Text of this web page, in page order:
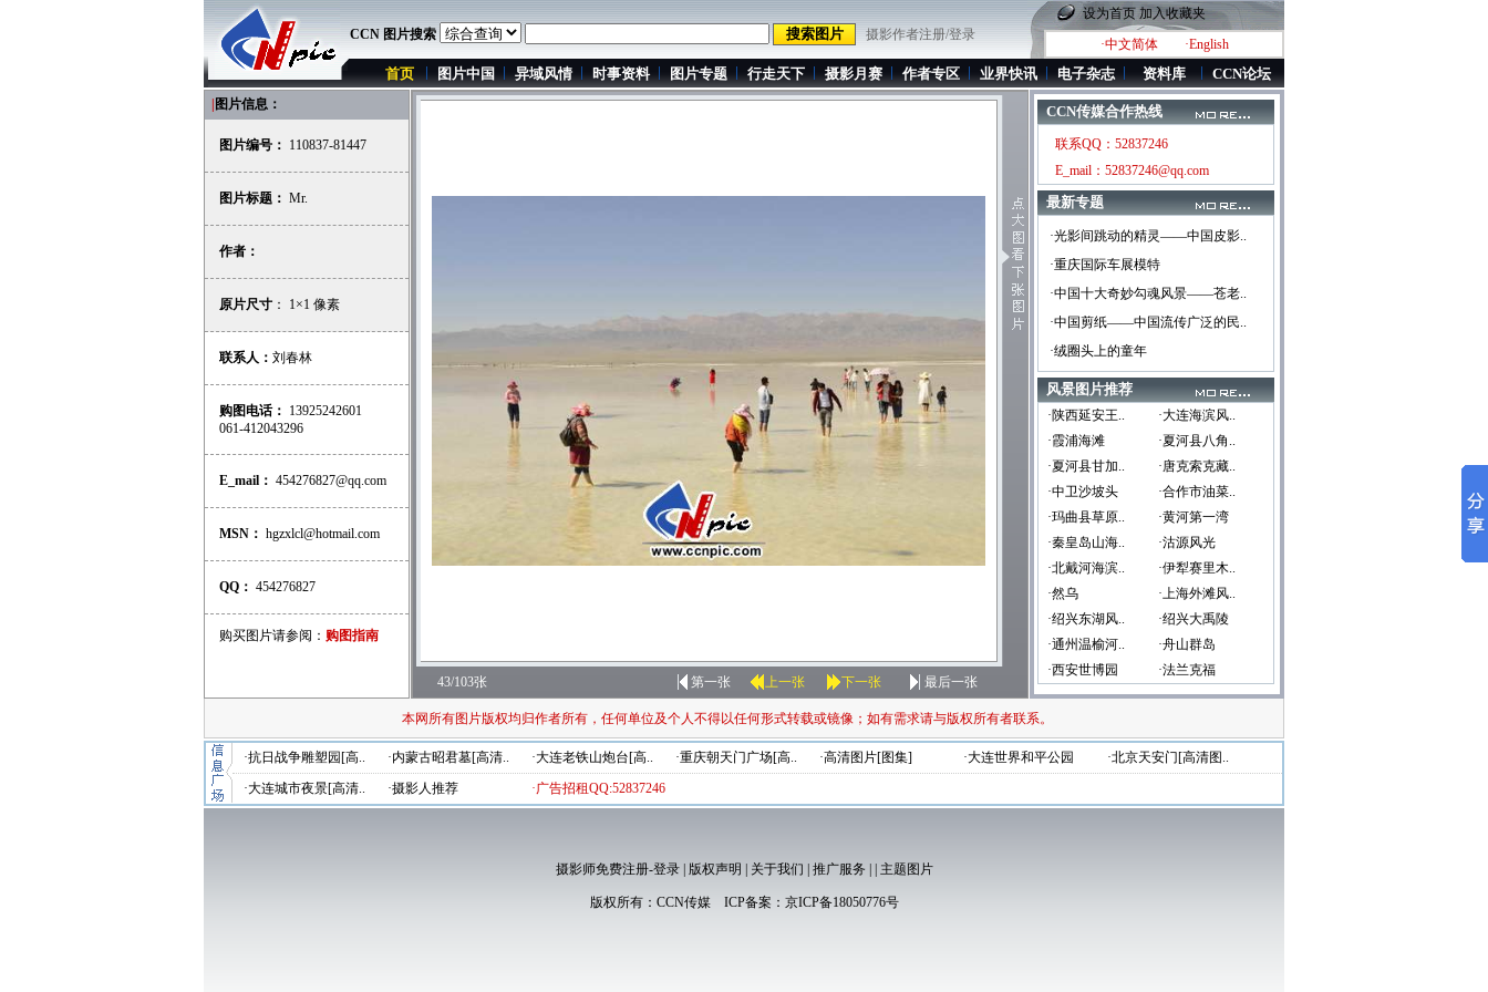
CCN 图片搜索 摄影作者注册/登录
设为首页 加入收藏夹
·中文简体
·English
首页 图片中国 异域风情 时事资料 图片专题 行走天下 摄影月赛 作者专区 业界快讯 电子杂志 资料库 CCN论坛
图片信息：
图片编号： 110837-81447
图片标题： Mr.
作者：
原片尺寸 ： 1×1 像素
联系人： 刘春林
购图电话： 13925242601
061-412043296
E_mail： 454276827@qq.com
MSN： hgzxlcl@hotmail.com
QQ： 454276827
购买图片请参阅： 购图指南
43/103张 第一张 上一张 下一张 最后一张
CCN传媒合作热线
联系QQ：52837246
E_mail：52837246@qq.com
最新专题
·光影间跳动的精灵——中国皮影..
·重庆国际车展模特
·中国十大奇妙勾魂风景——苍老..
·中国剪纸——中国流传广泛的民..
·绒圈头上的童年
风景图片推荐
·陕西延安王..
·大连海滨风..
·霞浦海滩
·夏河县八角..
·夏河县甘加..
·唐克索克藏..
·中卫沙坡头
·合作市油菜..
·玛曲县草原..
·黄河第一湾
·秦皇岛山海..
·沽源风光
·北戴河海滨..
·伊犁赛里木..
·然乌
·上海外滩风..
·绍兴东湖风..
·绍兴大禹陵
·通州温榆河..
·舟山群岛
·西安世博园
·法兰克福
本网所有图片版权均归作者所有，任何单位及个人不得以任何形式转载或镜像；如有需求请与版权所有者联系。
·抗日战争雕塑园[高.. ·内蒙古昭君墓[高清.. ·大连老铁山炮台[高.. ·重庆朝天门广场[高.. ·高清图片[图集] ·大连世界和平公园
·北京天安门[高清图..
·大连城市夜景[高清..
·摄影人推荐 ·广告招租QQ:52837246
摄影师免费注册-登录| 版权声明 关于我们 推广服务 主题图片
版权所有： CCN传媒ICP备案： 京ICP备18050776号